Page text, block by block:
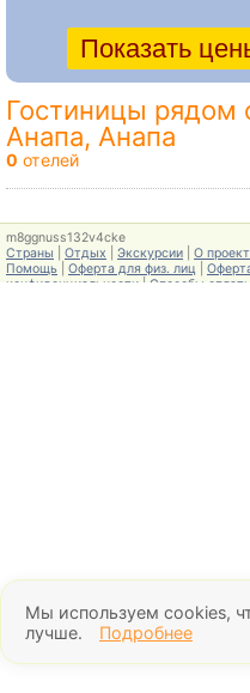
Гостиницы рядом
Анапа, Анапа
0 отелей
m8ggnuss132v4cke
Страны
Отдых Экскурсии О
Помощь
Оферта для физ. лиц
конфиденциальности | Способы
Мы используем cookies,
лучше.
Подробнее